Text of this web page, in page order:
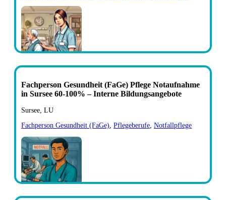
Fachperson Gesundheit (FaGe) Pflege Notaufnahme
in Sursee 60-100% – Interne Bildungsangebote
Sursee, LU
Fachperson Gesundheit (FaGe) Pflegeberufe Notfallpflege